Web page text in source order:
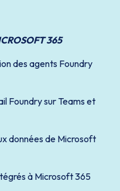
365
des agents Foundry
Foundry sur Teams et
données de Microsoft
à Microsoft 365